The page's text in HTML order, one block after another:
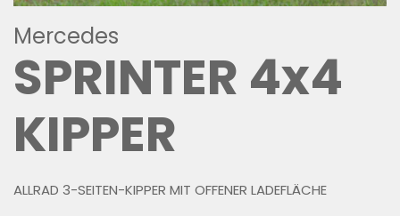
Mercedes
SPRINTER 4x4
KIPPER
ALLRAD 3-SEITEN-KIPPER MIT OFFENER LADEFLÄCHE